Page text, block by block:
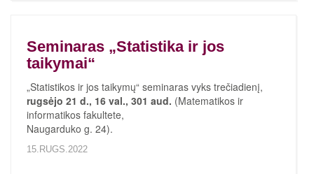
Seminaras „Statistika ir jos
taikymai“
„Statistikos ir jos taikymų“ seminaras vyks trečiadienį,
rugsėjo 21 d., 16 val., 301 aud. (Matematikos ir
informatikos fakultete,
Naugarduko g. 24).
15.RUGS.2022